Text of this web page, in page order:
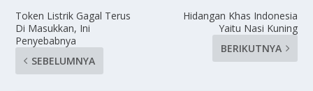
Token Listrik Gagal Terus
Di Masukkan, Ini
Penyebabnya
SEBELUMNYA
Hidangan Khas Indonesia
Yaitu Nasi Kuning
BERIKUTNYA